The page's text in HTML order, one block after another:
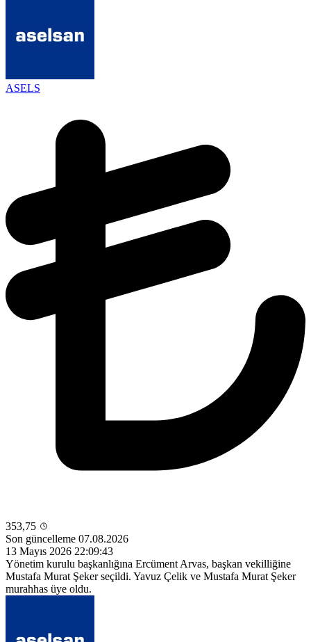
ASELS
353,75
Son güncelleme 07.08.2026
13 Mayıs 2026 22:09:43
Yönetim kurulu başkanlığına Ercüment Arvas, başkan vekilliğine
Mustafa Murat Şeker seçildi. Yavuz Çelik ve Mustafa Murat Şeker
murahhas üye oldu.